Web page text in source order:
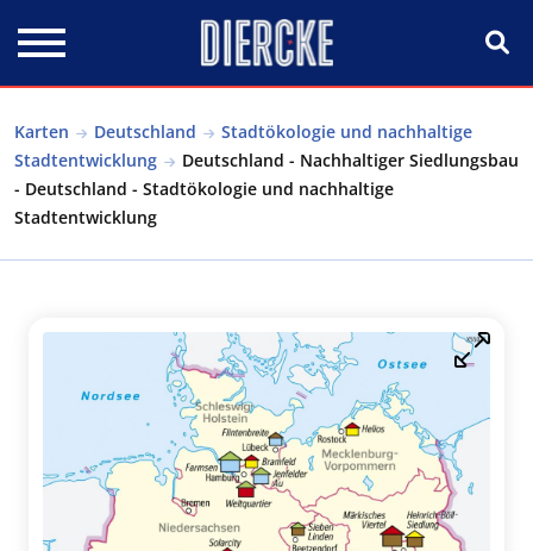
Karten Deutschland
Stadtökologie und nachhaltige
Stadtentwicklung
Deutschland - Nachhaltiger Siedlungsbau
- Deutschland - Stadtökologie und nachhaltige
Stadtentwicklung